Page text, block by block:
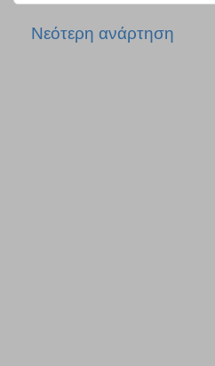
Νεότερη ανάρτηση